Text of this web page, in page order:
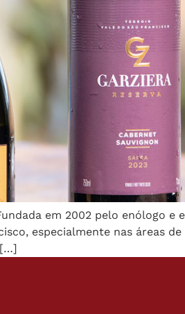
em 2002 pelo enólogo e
especialmente nas áreas
[…]